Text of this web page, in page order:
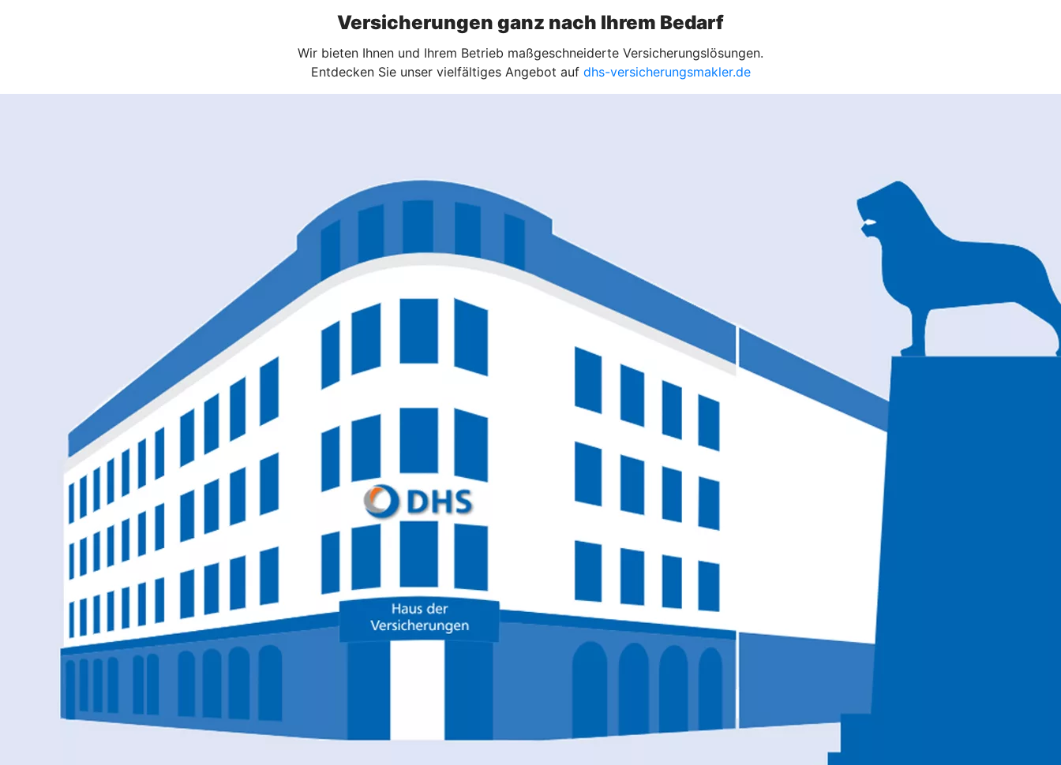
Versicherungen ganz nach Ihrem Bedarf
Wir bieten Ihnen und Ihrem Betrieb maßgeschneiderte Versicherungslösungen.
Entdecken Sie unser vielfältiges Angebot auf dhs-versicherungsmakler.de